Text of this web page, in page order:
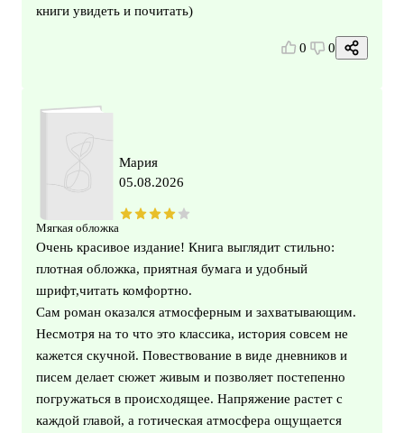
книги увидеть и почитать)
0 0
Мягкая обложка
Мария
05.08.2026
Очень красивое издание! Книга выглядит стильно:
плотная обложка, приятная бумага и удобный
шрифт,читать комфортно.
Сам роман оказался атмосферным и захватывающим.
Несмотря на то что это классика, история совсем не
кажется скучной. Повествование в виде дневников и
писем делает сюжет живым и позволяет постепенно
погружаться в происходящее. Напряжение растет с
каждой главой, а готическая атмосфера ощущается